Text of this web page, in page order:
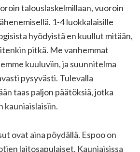
talouslaskelmillaan, vuoroin
1-4 luokkalaisille
hyödyistä en kuullut mitään,
pitkä. Me vanhemmat
kuuluviin, ja suunnitelma
pysyvästi. Tulevalla
taas paljon päätöksiä, jotka
kauniaislaisiin.
ovat aina pöydällä. Espoo on
laitosapulaiset. Kauniaisissa